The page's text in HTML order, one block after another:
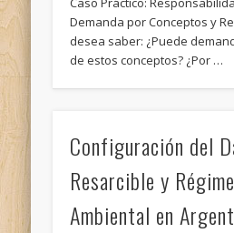
Demanda por Conceptos y
desea saber: ¿Puede
de estos conceptos? ¿Por …
Configuración del
Resarcible y
Ambiental en